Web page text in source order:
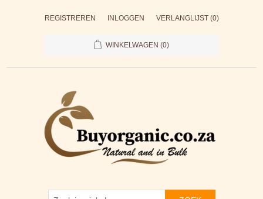
REGISTREREN INLOGGEN VERLANGLIJST (0)
WINKELWAGEN (0)